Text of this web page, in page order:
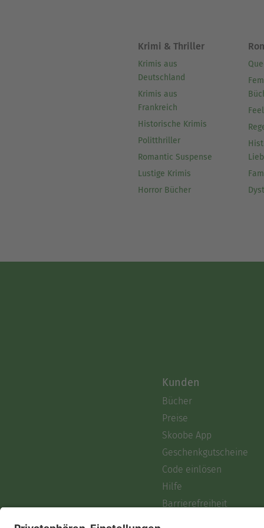
Krimi & Thriller
Krimis aus
Deutschland
Krimis aus
Frankreich
Historische Krimis
Politthriller
Romantic Suspense
Lustige Krimis
Horror Bücher
Kunden
Bücher
Preise
Skoobe App
Geschenkgutscheine
Code einlösen
Hilfe
Barrierefreiheit